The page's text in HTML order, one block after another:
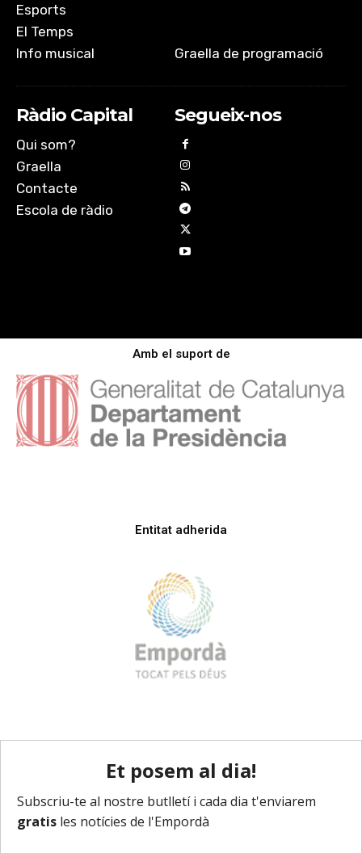
Esports
El Temps
Info musical
Graella de programació
Ràdio Capital
Qui som?
Graella
Contacte
Escola de ràdio
Segueix-nos
Amb el suport de
Entitat adherida